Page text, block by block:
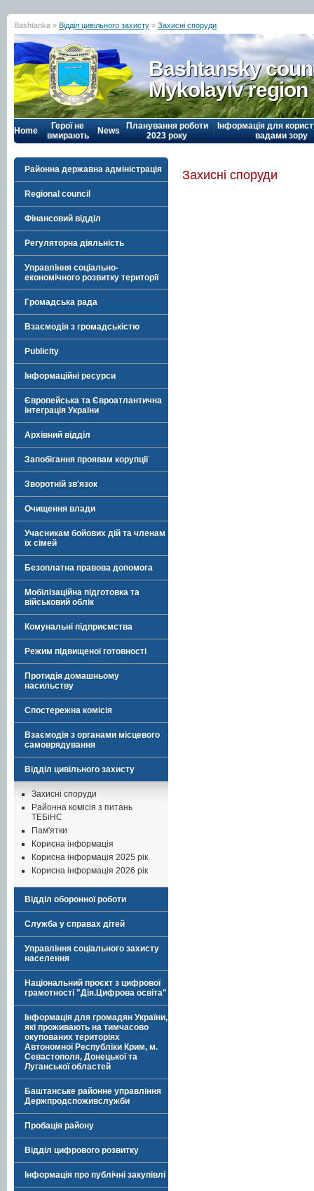
Bashtanka » Відділ цивільного захисту » Захисні споруди
Bashtansky
Mykolayiv region
Home
Герої не
вмирають
News
Планування роботи
2023 року
Інформація для
вадами зору
Районна державна адміністрація
Regional council
Фінансовий відділ
Регуляторна діяльність
Управління соціально-
економічного розвитку території
Громадська рада
Взаємодія з громадськістю
Publicity
Інформаційні ресурси
Європейська та Євроатлантична
інтеграція України
Архівний відділ
Запобігання проявам корупції
Зворотній зв'язок
Очищення влади
Учасникам бойових дій та членам
їх сімей
Безоплатна правова допомога
Мобілізаційна підготовка та
військовий облік
Комунальні підприємства
Режим підвищеної готовності
Протидія домашньому
насильству
Спостережна комісія
Взаємодія з органами місцевого
самоврядування
Відділ цивільного захисту
Захисні споруди
Районна комісія з питань
ТЕБіНС
Пам'ятки
Корисна інформація
Корисна інформація 2025 рік
Корисна інформація 2026 рік
Відділ оборонної роботи
Служба у справах дітей
Управління соціального захисту
населення
Національний проєкт з цифрової
грамотності "Дія.Цифрова освіта"
Інформація для громадян України,
які проживають на тимчасово
окупованих територіях
Автономної Республіки Крим, м.
Севастополя, Донецької та
Луганської областей
Баштанське районне управління
Держпродспоживслужби
Пробація району
Відділ цифрового розвитку
Інформація про публічні закупівлі
Захисні споруди